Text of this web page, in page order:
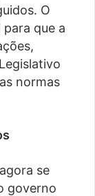
O
que a
normas
se
governo